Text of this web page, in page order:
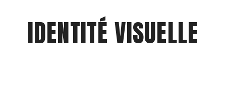
IDENTITÉ VISUELLE